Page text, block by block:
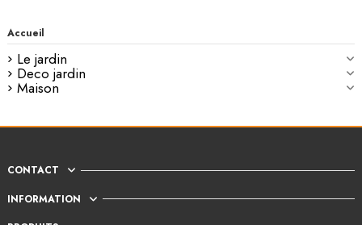
Accueil
Le jardin
Deco jardin
Maison
CONTACT
INFORMATION